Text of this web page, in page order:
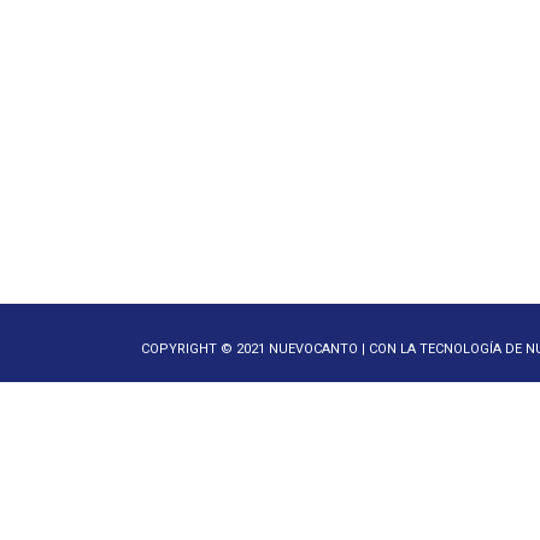
COPYRIGHT © 2021 NUEVOCANTO | CON LA TECNOLOGÍA DE